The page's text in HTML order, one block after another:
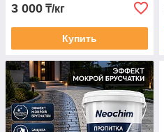
3 000 ₸/кг
Купить